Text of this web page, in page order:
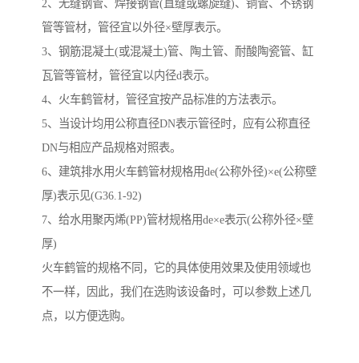
2、无缝钢管、焊接钢管(直缝或螺旋缝)、铜管、不锈钢
管等管材，管径宜以外径×壁厚表示。
3、钢筋混凝土(或混凝土)管、陶土管、耐酸陶瓷管、缸
瓦管等管材，管径宜以内径d表示。
4、火车鹤管材，管径宜按产品标准的方法表示。
5、当设计均用公称直径DN表示管径时，应有公称直径
DN与相应产品规格对照表。
6、建筑排水用火车鹤管材规格用de(公称外径)×e(公称壁
厚)表示见(G36.1-92)
7、给水用聚丙烯(PP)管材规格用de×e表示(公称外径×壁
厚)
火车鹤管的规格不同，它的具体使用效果及使用领域也
不一样，因此，我们在选购该设备时，可以参数上述几
点，以方便选购。